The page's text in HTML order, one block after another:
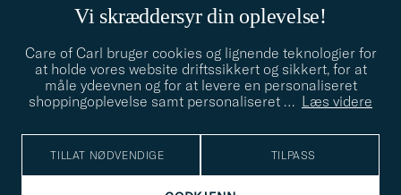
Vi skræddersyr din oplevelse!
Care of Carl bruger cookies og lignende teknologier for
at holde vores website driftssikkert og sikkert, for at
måle ydeevnen og for at levere en personaliseret
shoppingoplevelse samt personaliseret … Læs videre
TILLAT NØDVENDIGE TILPASS
STILRÅDGIVNING
© Care of Carl 2026